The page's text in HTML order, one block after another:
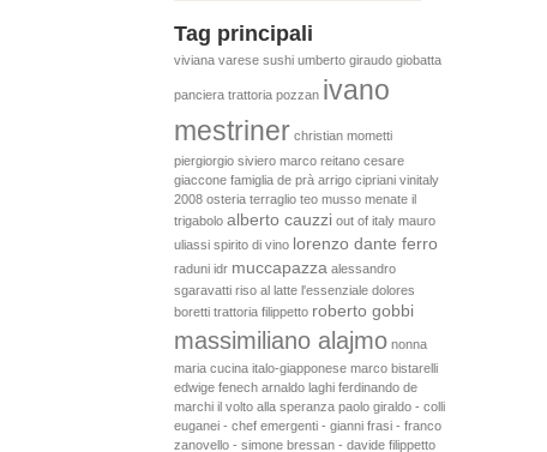
Tag principali
viviana varese sushi umberto giraudo giobatta
panciera trattoria pozzan ivano
mestriner christian mometti
piergiorgio siviero marco reitano cesare
giaccone famiglia de prà arrigo cipriani vinitaly
2008 osteria terraglio teo musso menate il
trigabolo alberto cauzzi out of italy mauro
uliassi spirito di vino lorenzo dante ferro
raduni idr muccapazza alessandro
sgaravatti riso al latte l'essenziale dolores
boretti trattoria filippetto roberto gobbi
massimiliano alajmo nonna
maria cucina italo-giapponese marco bistarelli
edwige fenech arnaldo laghi ferdinando de
marchi il volto alla speranza paolo giraldo - colli
euganei - chef emergenti - gianni frasi - franco
zanovello - simone bressan - davide filippetto